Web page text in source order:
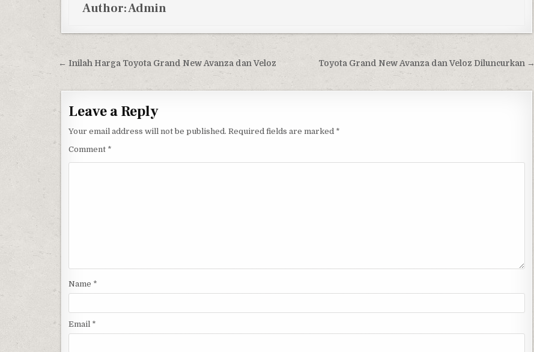
Author:Admin
Post navigation Toyota Grand New Avanza dan Veloz Diluncurkan →
← Inilah Harga Toyota Grand New Avanza dan Veloz
Leave a Reply
Your email address will not be published. Required fields are marked *
Comment *
Name *
Email *